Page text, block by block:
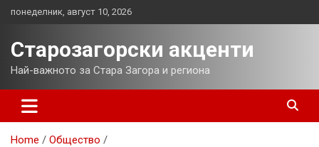
понеделник, август 10, 2026
Старозагорски акценти
Най-важното за Стара Загора и региона
Home
Общество